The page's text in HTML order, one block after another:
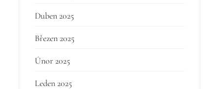
Duben 2025
Březen 2025
Únor 2025
Leden 2025